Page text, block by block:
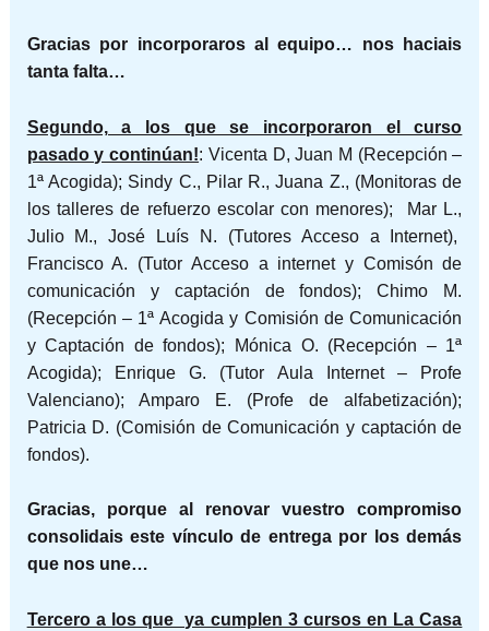
Gracias por incorporaros al equipo… nos haciais
tanta falta…
Segundo, a los que se incorporaron el curso
pasado y continúan!: Vicenta D, Juan M (Recepción –
1ª Acogida); Sindy C., Pilar R., Juana Z., (Monitoras de
los talleres de refuerzo escolar con menores); Mar L.,
Julio M., José Luís N. (Tutores Acceso a Internet),
Francisco A. (Tutor Acceso a internet y Comisón de
comunicación y captación de fondos); Chimo M.
(Recepción – 1ª Acogida y Comisión de Comunicación
y Captación de fondos); Mónica O. (Recepción – 1ª
Acogida); Enrique G. (Tutor Aula Internet – Profe
Valenciano); Amparo E. (Profe de alfabetización);
Patricia D. (Comisión de Comunicación y captación de
fondos).
Gracias, porque al renovar vuestro compromiso
consolidais este vínculo de entrega por los demás
que nos une…
Tercero a los que ya cumplen 3 cursos en La Casa